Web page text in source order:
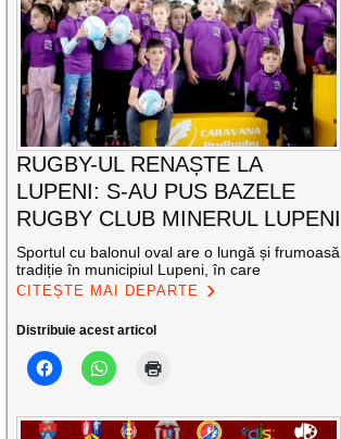
RUGBY-UL RENAȘTE LA
LUPENI: S-AU PUS BAZELE
RUGBY CLUB MINERUL LUPENI
Sportul cu balonul oval are o lungă și frumoasă
tradiție în municipiul Lupeni, în care
CITEȘTE MAI DEPARTE
Distribuie acest articol